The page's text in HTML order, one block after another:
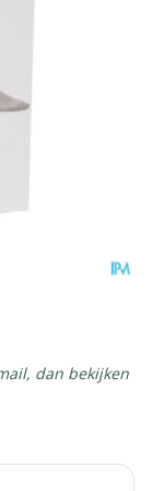
dan bekijken